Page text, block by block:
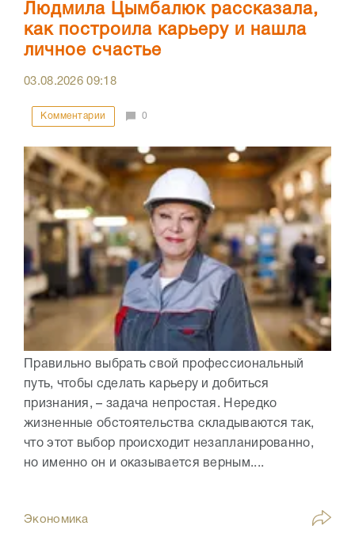
Людмила Цымбалюк рассказала,
как построила карьеру и нашла
личное счастье
03.08.202609:18
Комментарии 0
Правильно выбрать свой профессиональный
путь, чтобы сделать карьеру и добиться
признания, – задача непростая. Нередко
жизненные обстоятельства складываются так,
что этот выбор происходит незапланированно,
но именно он и оказывается верным....
Экономика